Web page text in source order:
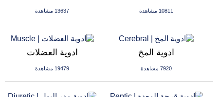
13637 مشاهدة 10811 مشاهدة
ادوية العضلات
19479 مشاهدة
ادوية المخ
7920 مشاهدة